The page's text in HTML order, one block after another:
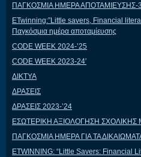
ΠΑΓΚΟΣΜΙΑ ΗΜΕΡΑ ΑΠΟΤΑΜΙΕΥΣΗΣ-
ETwinning:”Little savers, Financial
Παγκόσμια ημέρα αποταμίευσης
CODE WEEK 2024-’25
CODE WEEK 2023-24′
ΔΙΚΤΥΑ
ΔΡΑΣΕΙΣ
ΔΡΑΣΕΙΣ 2023-’24
ΕΣΩΤΕΡΙΚΗ ΑΞΙΟΛΟΓΗΣΗ
ΠΑΓΚΟΣΜΙΑ ΗΜΕΡΑ ΓΙΑ ΤΑ
ETWINNING: “Little Savers: Financial